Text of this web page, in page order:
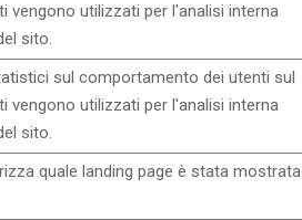
vengono utilizzati per l'analisi interna
sito.
sul comportamento dei utenti sul
vengono utilizzati per l'analisi interna
sito.
quale landing page è stata mostrata